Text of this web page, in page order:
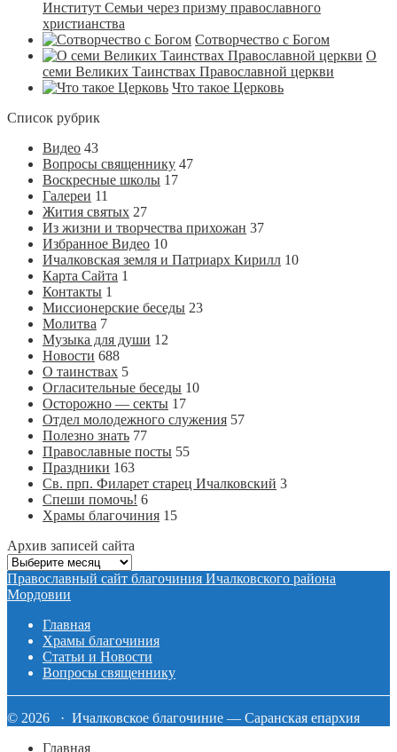
Институт Семьи через призму православного
христианства
Сотворчество с Богом
О
семи Великих Таинствах Православной церкви
Что такое Церковь
Список рубрик
Видео 43
Вопросы священнику 47
Воскресные школы 17
Галереи 11
Жития святых 27
Из жизни и творчества прихожан 37
Избранное Видео 10
Ичалковская земля и Патриарх Кирилл 10
Карта Сайта 1
Контакты 1
Миссионерские беседы 23
Молитва 7
Музыка для души 12
Новости 688
О таинствах 5
Огласительные беседы 10
Осторожно — секты 17
Отдел молодежного служения 57
Полезно знать 77
Православные посты 55
Праздники 163
Св. прп. Филарет старец Ичалковский 3
Спеши помочь! 6
Храмы благочиния 15
Архив записей сайта
Архив
записей
сайта
Православный сайт благочиния Ичалковского района
Мордовии
Главная
Храмы благочиния
Статьи и Новости
Вопросы священнику
© 2026 · Ичалковское благочиние — Саранская епархия
Главная